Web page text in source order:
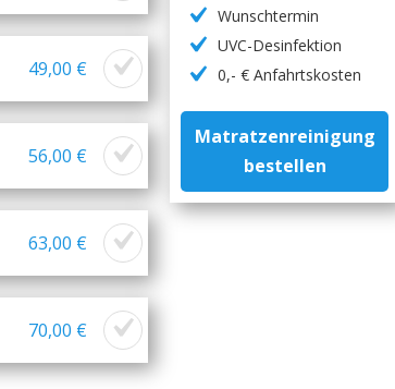
49,00 €
56,00 €
63,00 €
70,00 €
Wunschtermin
UVC-Desinfektion
0,- € Anfahrtskosten
Matratzenreinigung
bestellen